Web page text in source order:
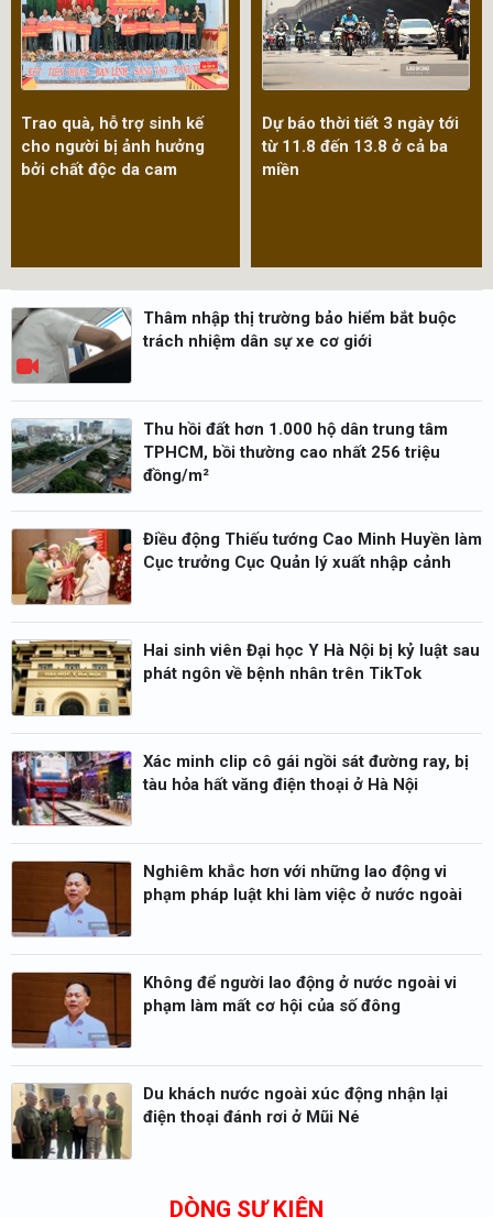
Đề nghị tăng mức trách
nhiệm tài chính của người
thi hành công vụ khi gây
Bản tin dự báo thời tiết
đêm nay và ngày mai 11.8
Thâm nhập thị trường bảo hiểm bắt buộc
trách nhiệm dân sự xe cơ giới
Thu hồi đất hơn 1.000 hộ dân trung tâm
TPHCM, bồi thường cao nhất 256 triệu
đồng/m²
Điều động Thiếu tướng Cao Minh Huyền làm
Cục trưởng Cục Quản lý xuất nhập cảnh
Hai sinh viên Đại học Y Hà Nội bị kỷ luật sau
phát ngôn về bệnh nhân trên TikTok
Xác minh clip cô gái ngồi sát đường ray, bị
tàu hỏa hất văng điện thoại ở Hà Nội
Nghiêm khắc hơn với những lao động vi
phạm pháp luật khi làm việc ở nước ngoài
Không để người lao động ở nước ngoài vi
phạm làm mất cơ hội của số đông
Du khách nước ngoài xúc động nhận lại
điện thoại đánh rơi ở Mũi Né
DÒNG SỰ KIỆN